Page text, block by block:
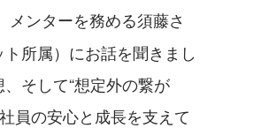
メンターを務める須藤さ
所属）にお話を聞きまし
そして“想定外の繋が
員の安心と成長を支えて